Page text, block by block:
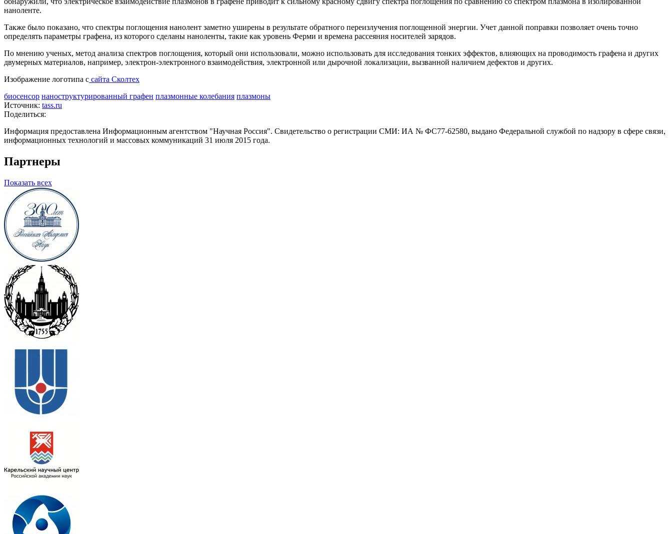
наноленте.
Также было показано, что спектры поглощения нанолент заметно уширены в результате обратного переизлучения поглощенной энергии. Учет данной поправки позволяет очень точно
определять параметры графена, из которого сделаны наноленты, такие как уровень Ферми и времена рассеяния носителей зарядов.
По мнению ученых, метод анализа спектров поглощения, который они использовали, можно использовать для исследования тонких эффектов, влияющих на проводимость графена и других
двумерных материалов, например, электрон-электронного взаимодействия, электронной или дырочной локализации, вызванной наличием дефектов и других.
Изображение логотипа с сайта Сколтех
биосенсор наноструктурированный графен плазмонные колебания плазмоны
Источник: tass.ru
Поделиться:
Информация предоставлена Информационным агентством "Научная Россия". Свидетельство о регистрации СМИ: ИА № ФС77-62580, выдано Федеральной службой по надзору в сфере связи,
информационных технологий и массовых коммуникаций 31 июля 2015 года.
Партнеры
Показать всех